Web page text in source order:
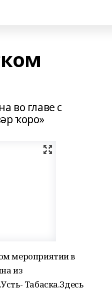
во главе с
ҡоро»
мероприятии в
из
Табаска.Здесь